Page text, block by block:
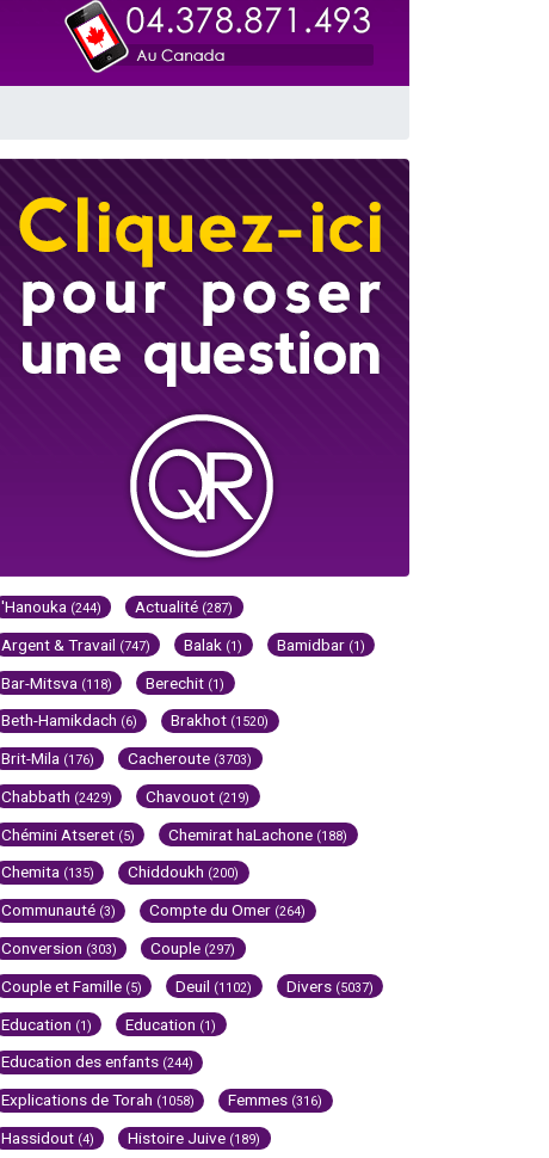
'Hanouka (244) Actualité (287)
Argent & Travail (747) Balak (1) Bamidbar (1)
Bar-Mitsva (118) Berechit (1)
Beth-Hamikdach (6) Brakhot (1520)
Brit-Mila (176) Cacheroute (3703)
Chabbath (2429) Chavouot (219)
Chémini Atseret (5) Chemirat haLachone (188)
Chemita (135) Chiddoukh (200)
Communauté (3) Compte du Omer (264)
Conversion (303) Couple (297)
Couple et Famille (5) Deuil (1102) Divers (5037)
Education (1) Education (1)
Education des enfants (244)
Explications de Torah (1058) Femmes (316)
Hassidout (4) Histoire Juive (189)